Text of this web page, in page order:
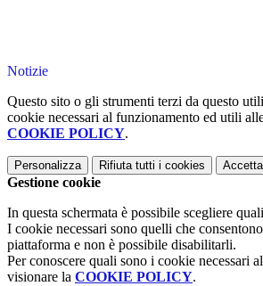
Notizie
Questo sito o gli strumenti terzi da questo
cookie necessari al funzionamento ed utili
COOKIE POLICY.
Personalizza Rifiuta tutti i cookies
Gestione cookie
In questa schermata è possibile scegliere
I cookie necessari sono quelli che
piattaforma e non è possibile disabilitarli.
Per conoscere quali sono i cookie necessari
visionare la COOKIE POLICY.